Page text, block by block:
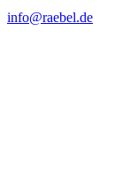
info@raebel.de